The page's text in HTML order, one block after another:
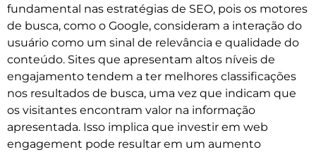
fundamental nas estratégias de SEO, pois os motores
de busca, como o Google, consideram a interação do
usuário como um sinal de relevância e qualidade do
conteúdo. Sites que apresentam altos níveis de
engajamento tendem a ter melhores classificações
nos resultados de busca, uma vez que indicam que
os visitantes encontram valor na informação
apresentada. Isso implica que investir em web
engagement pode resultar em um aumento